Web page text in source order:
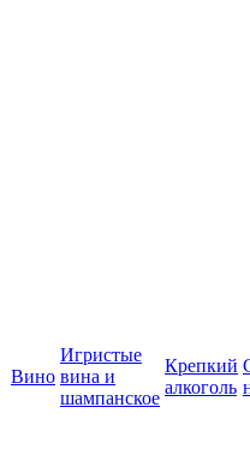
Вино
Игристые
вина и
шампанское
Крепкий
алкоголь